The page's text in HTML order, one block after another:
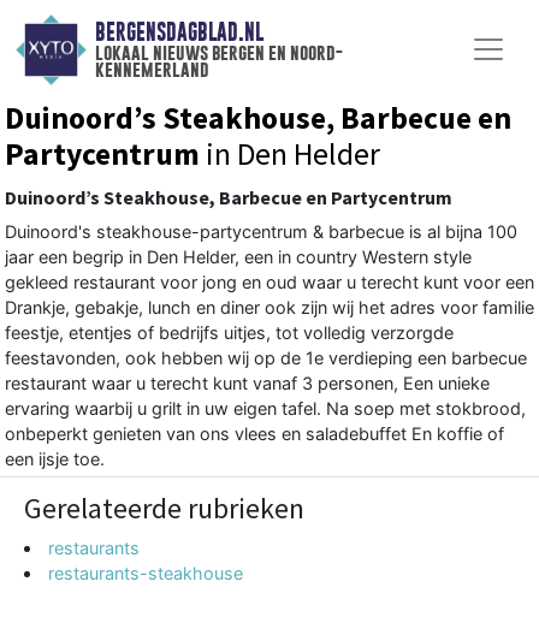
BERGENSDAGBLAD.NL
lokaal nieuws bergen en noord-
kennemerland
Duinoord’s Steakhouse, Barbecue en
Partycentrum in Den Helder
Duinoord’s Steakhouse, Barbecue en Partycentrum
Duinoord's steakhouse-partycentrum & barbecue is al bijna 100
jaar een begrip in Den Helder, een in country Western style
gekleed restaurant voor jong en oud waar u terecht kunt voor een
Drankje, gebakje, lunch en diner ook zijn wij het adres voor familie
feestje, etentjes of bedrijfs uitjes, tot volledig verzorgde
feestavonden, ook hebben wij op de 1e verdieping een barbecue
restaurant waar u terecht kunt vanaf 3 personen, Een unieke
ervaring waarbij u grilt in uw eigen tafel. Na soep met stokbrood,
onbeperkt genieten van ons vlees en saladebuffet En koffie of
een ijsje toe.
Gerelateerde rubrieken
restaurants
restaurants-steakhouse